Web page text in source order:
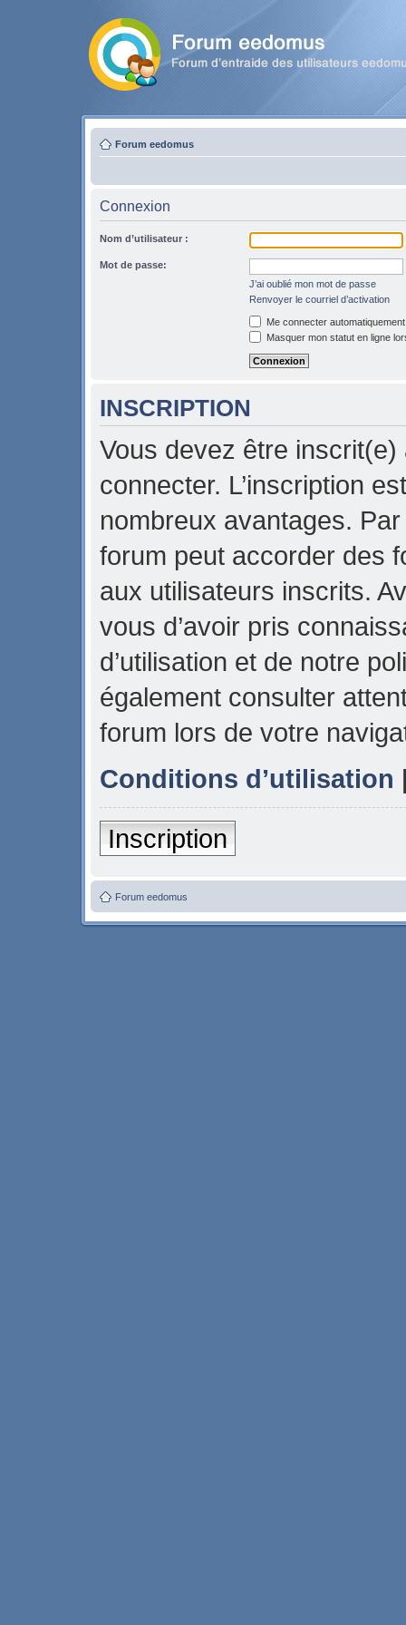
Forum eedomus
Connexion
Nom d’utilisateur :
Mot de passe:
J’ai oublié mon mot de passe
Renvoyer le courriel d’activation
Me connecter
Masquer mon statut en ligne
INSCRIPTION
Vous devez être
connecter. L’inscription
nombreux avantages.
forum peut accorder des
aux utilisateurs inscrits.
vous d’avoir pris
d’utilisation et de notre
également consulter
forum lors de votre
Conditions d’utilisation
Inscription
Forum eedomus